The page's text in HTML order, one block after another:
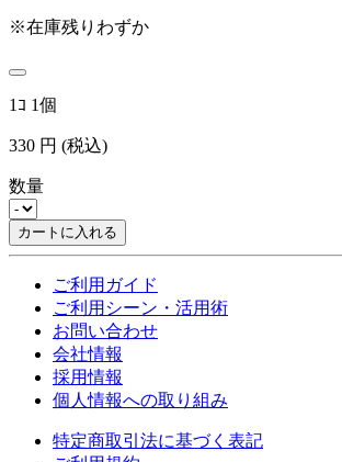
※在庫残りわずか
1ｺ 1個
330 円 (税込)
数量
カートに入れる
ご利用ガイド
ご利用シーン・活用術
お問い合わせ
会社情報
採用情報
個人情報への取り組み
特定商取引法に基づく表記